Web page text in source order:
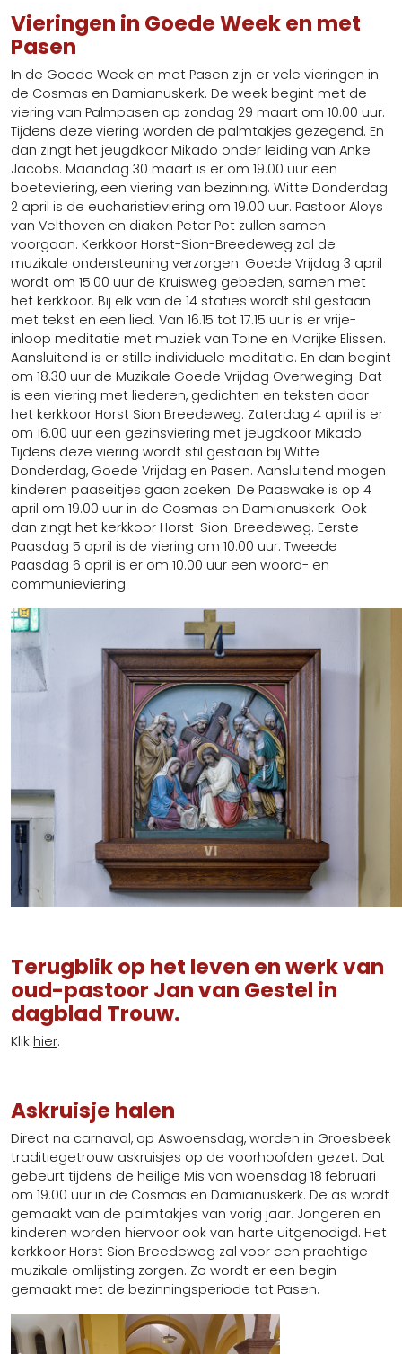
Vieringen in Goede Week en met
Pasen
In de Goede Week en met Pasen zijn er vele vieringen in
de Cosmas en Damianuskerk. De week begint met de
viering van Palmpasen op zondag 29 maart om 10.00 uur.
Tijdens deze viering worden de palmtakjes gezegend. En
dan zingt het jeugdkoor Mikado onder leiding van Anke
Jacobs. Maandag 30 maart is er om 19.00 uur een
boeteviering, een viering van bezinning. Witte Donderdag
2 april is de eucharistieviering om 19.00 uur. Pastoor Aloys
van Velthoven en diaken Peter Pot zullen samen
voorgaan. Kerkkoor Horst-Sion-Breedeweg zal de
muzikale ondersteuning verzorgen. Goede Vrijdag 3 april
wordt om 15.00 uur de Kruisweg gebeden, samen met
het kerkkoor. Bij elk van de 14 staties wordt stil gestaan
met tekst en een lied. Van 16.15 tot 17.15 uur is er vrije-
inloop meditatie met muziek van Toine en Marijke Elissen.
Aansluitend is er stille individuele meditatie. En dan begint
om 18.30 uur de Muzikale Goede Vrijdag Overweging. Dat
is een viering met liederen, gedichten en teksten door
het kerkkoor Horst Sion Breedeweg. Zaterdag 4 april is er
om 16.00 uur een gezinsviering met jeugdkoor Mikado.
Tijdens deze viering wordt stil gestaan bij Witte
Donderdag, Goede Vrijdag en Pasen. Aansluitend mogen
kinderen paaseitjes gaan zoeken. De Paaswake is op 4
april om 19.00 uur in de Cosmas en Damianuskerk. Ook
dan zingt het kerkkoor Horst-Sion-Breedeweg. Eerste
Paasdag 5 april is de viering om 10.00 uur. Tweede
Paasdag 6 april is er om 10.00 uur een woord- en
communieviering.
Terugblik op het leven en werk van
oud-pastoor Jan van Gestel in
dagblad Trouw.
Klik hier.
Askruisje halen
Direct na carnaval, op Aswoensdag, worden in Groesbeek
traditiegetrouw askruisjes op de voorhoofden gezet. Dat
gebeurt tijdens de heilige Mis van woensdag 18 februari
om 19.00 uur in de Cosmas en Damianuskerk. De as wordt
gemaakt van de palmtakjes van vorig jaar. Jongeren en
kinderen worden hiervoor ook van harte uitgenodigd. Het
kerkkoor Horst Sion Breedeweg zal voor een prachtige
muzikale omlijsting zorgen. Zo wordt er een begin
gemaakt met de bezinningsperiode tot Pasen.